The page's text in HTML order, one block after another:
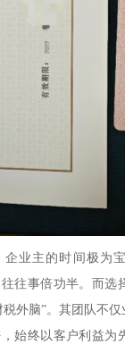
企业主的时间极为
往事倍功半。而选
外脑”。其团队不
始终以客户利益为